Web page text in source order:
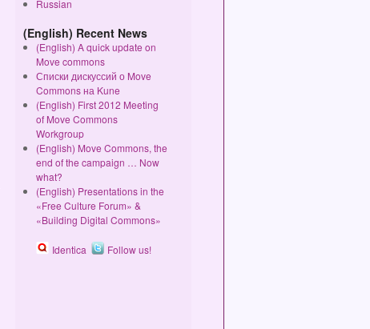
Russian
(English) Recent News
(English) A quick update on
Move commons
Списки дискуссий о Move
Commons на Kune
(English) First 2012 Meeting
of Move Commons
Workgroup
(English) Move Commons, the
end of the campaign … Now
what?
(English) Presentations in the
«Free Culture Forum» &
«Building Digital Commons»
Identica Follow us!